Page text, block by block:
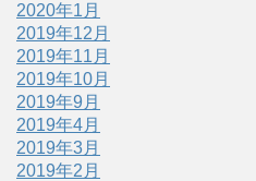
2020年1月
2019年12月
2019年11月
2019年10月
2019年9月
2019年4月
2019年3月
2019年2月